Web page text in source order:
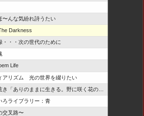
〜んな気紛れ詩うたい
Darkness
・・・次の世代のために
Life
アリズム 光の世界を綴りたい
「ありのままに生きる。野に咲く花のように・・・」
ろライブラリー：青
交叉路〜